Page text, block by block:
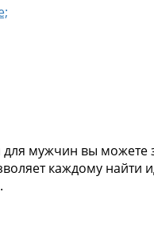
мужчин вы можете
каждому найти